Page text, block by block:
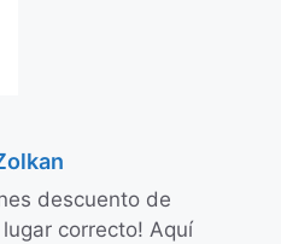
descuento de
correcto! Aquí